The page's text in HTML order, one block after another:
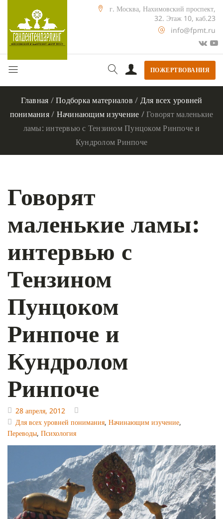
г. Москва, Нахимовский проспект,
32. Этаж 10, каб.23
info@fpmt.ru
ПОЖЕРТВОВАНИЯ
Главная /Подборка материалов / Для всех уровней
понимания/ Начинающим изучение /Говорят маленькие
ламы: интервью с Тензином Пунцоком Ринпоче и
Кундролом Ринпоче
Говорят
маленькие ламы:
интервью с
Тензином
Пунцоком
Ринпоче и
Кундролом
Ринпоче
28 апреля, 2012
Для всех уровней понимания, Начинающим изучение,
Переводы, Психология